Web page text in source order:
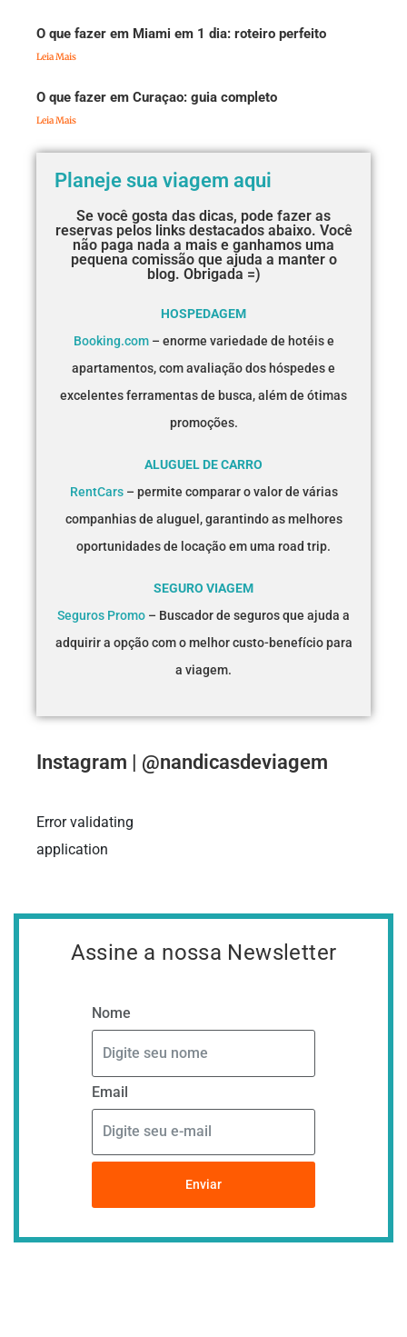
O que fazer em Miami em 1 dia: roteiro perfeito
Leia Mais
O que fazer em Curaçao: guia completo
Leia Mais
Planeje sua viagem aqui
Se você gosta das dicas, pode fazer as
reservas pelos links destacados abaixo. Você
não paga nada a mais e ganhamos uma
pequena comissão que ajuda a manter o
blog. Obrigada =)
HOSPEDAGEM
Booking.com– enorme variedade de hotéis e
apartamentos, com avaliação dos hóspedes e
excelentes ferramentas de busca, além de ótimas
promoções.
ALUGUEL DE CARRO
RentCars– permite comparar o valor de várias
companhias de aluguel, garantindo as melhores
oportunidades de locação em uma road trip.
SEGURO VIAGEM
Seguros Promo – Buscador de seguros que ajuda a
adquirir a opção com o melhor custo-benefício para
a viagem.
Instagram | @nandicasdeviagem
Error validating
application
Assine a nossa Newsletter
Nome
Email
Enviar